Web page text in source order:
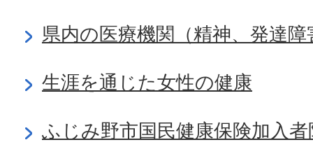
県内の医療機関（精神、発達障
生涯を通じた女性の健康
ふじみ野市国民健康保険加入